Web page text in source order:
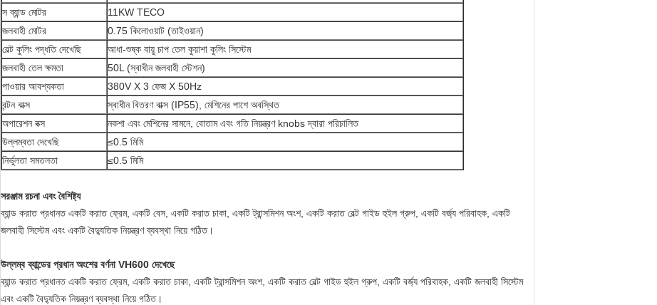
স ব্যান্ড মোটর
11KW TECO
জলবাহী মোটর
0.75 কিলোওয়াট (তাইওয়ান)
বেল্ট কুলিং পদ্ধতি দেখেছি
আধা-শুষ্ক বায়ু চাপ তেল কুয়াশা কুলিং সিস্টেম
জলবাহী তেল ক্ষমতা
50L (স্বাধীন জলবাহী স্টেশন)
পাওয়ার আবশ্যকতা
380V X 3 ফেজ X 50Hz
বন্টন বাক্স
স্বাধীন বিতরণ বাক্স (IP55), মেশিনের পাশে অবস্থিত
অপারেশন বক্স
নকশা এবং মেশিনের সামনে, বোতাম এবং গতি নিয়ন্ত্রণ knobs দ্বারা পরিচালিত
উল্লম্বতা দেখেছি
≤0.5 মিমি
নির্ভুলতা সমতলতা
≤0.5 মিমি
সরঞ্জাম রচনা এবং বৈশিষ্ট্য
ব্যান্ড করাত প্রধানত একটি করাত ফ্রেম, একটি বেস, একটি করাত চাকা, একটি ট্রান্সমিশন অংশ, একটি করাত বেল্ট গাইড হুইল গ্রুপ, একটি বর্জ্য পরিবাহক, একটি
জলবাহী সিস্টেম এবং একটি বৈদ্যুতিক নিয়ন্ত্রণ ব্যবস্থা নিয়ে গঠিত।
উল্লম্ব ব্যান্ডের প্রধান অংশের বর্ণনা VH600 দেখেছে
ব্যান্ড করাত প্রধানত একটি করাত ফ্রেম, একটি করাত চাকা, একটি ট্রান্সমিশন অংশ, একটি করাত বেল্ট গাইড হুইল গ্রুপ, একটি বর্জ্য পরিবাহক, একটি জলবাহী সিস্টেম
এবং একটি বৈদ্যুতিক নিয়ন্ত্রণ ব্যবস্থা নিয়ে গঠিত।